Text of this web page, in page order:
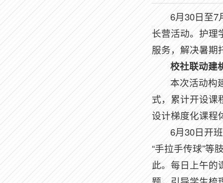
6月30日至7
长营活动。护理
服务，解决暑期
校社联动建
本次活动构
式，累计开设课
设计梯度化课程
6月30日开
“手拉手传球”等
此。每日上午的